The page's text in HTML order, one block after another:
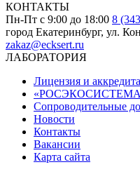
КОНТАКТЫ
Пн-Пт с 9:00 до 18:00 8
город Екатеринбург, ул.
zakaz@ecksert.ru
ЛАБОРАТОРИЯ
Лицензия и
Сопроводительные
Новости
Контакты
Вакансии
Карта сайта